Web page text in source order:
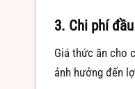
3. Chi phí
Giá thức ăn cho
ảnh hưởng đến